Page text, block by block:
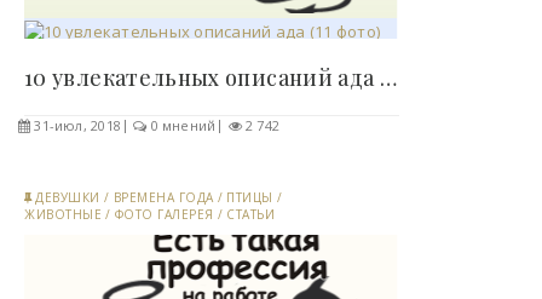
10 увлекательных описаний ада (11 фото)..
31-июл, 2018 0 мнений 2 742
ДЕВУШКИ / ВРЕМЕНА ГОДА / ПТИЦЫ /
ЖИВОТНЫЕ / ФОТО ГАЛЕРЕЯ / СТАТЬИ